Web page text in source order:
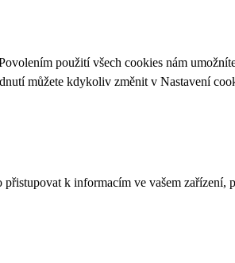
použití všech cookies nám
můžete kdykoliv změnit v Nastavení
k informacím ve vašem zařízení,